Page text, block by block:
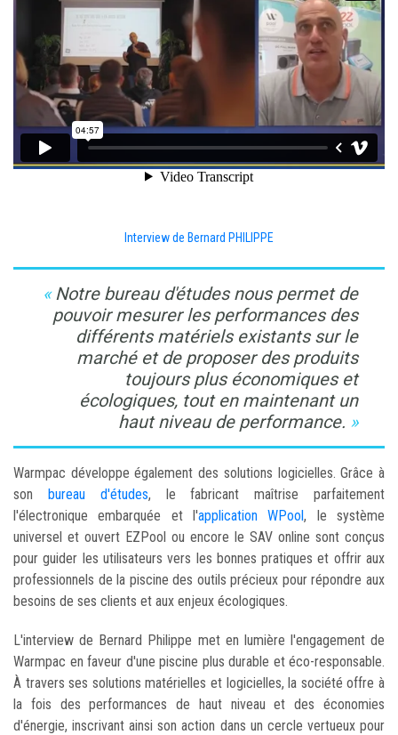
Interview de Bernard PHILIPPE
Notre bureau d'études nous permet de
pouvoir mesurer les performances des
différents matériels existants sur le
marché et de proposer des produits
toujours plus économiques et
écologiques, tout en maintenant un
haut niveau de performance.
Warmpac développe également des solutions logicielles. Grâce à
son bureau d'études, le fabricant maîtrise parfaitement
l'électronique embarquée et l'application WPool, le système
universel et ouvert EZPool ou encore le SAV online sont conçus
pour guider les utilisateurs vers les bonnes pratiques et offrir aux
professionnels de la piscine des outils précieux pour répondre aux
besoins de ses clients et aux enjeux écologiques.
L'interview de Bernard Philippe met en lumière l'engagement de
Warmpac en faveur d'une piscine plus durable et éco-responsable.
À travers ses solutions matérielles et logicielles, la société offre à
la fois des performances de haut niveau et des économies
d'énergie, inscrivant ainsi son action dans un cercle vertueux pour